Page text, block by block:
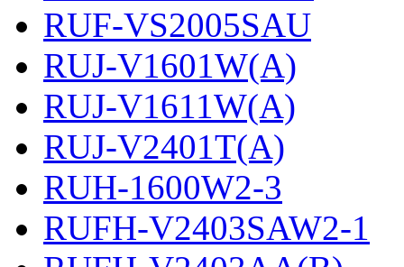
RUF-VS2005SAU
RUJ-V1601W(A)
RUJ-V1611W(A)
RUJ-V2401T(A)
RUH-1600W2-3
RUFH-V2403SAW2-1